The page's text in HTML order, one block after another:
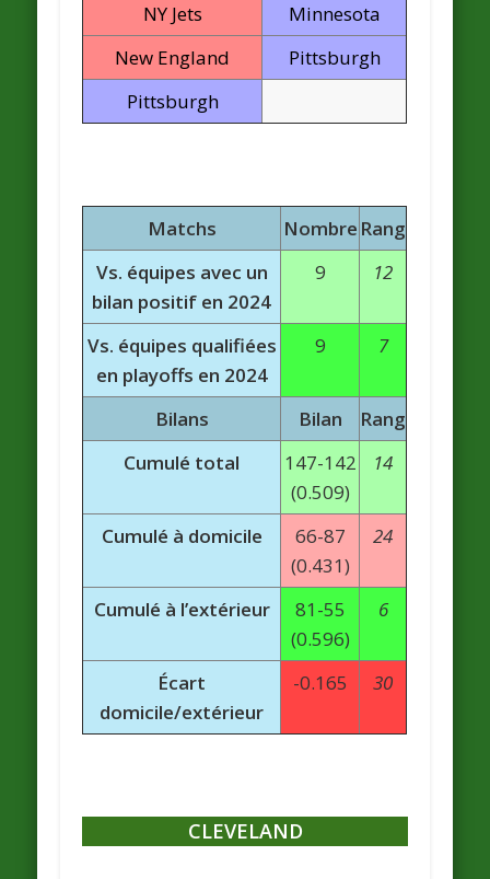
NY Jets
Minnesota
New England
Pittsburgh
Pittsburgh
Matchs Nombre Rang
Vs. équipes avec un
bilan positif en 2024
9 12
Vs. équipes qualifiées
en playoffs en 2024
9 7
Bilans Bilan
Rang
Cumulé total
147-142
(0.509)
14
Cumulé à domicile
66-87
(0.431)
24
Cumulé à l’extérieur
81-55
(0.596)
6
Écart
domicile/extérieur
-0.165 30
CLEVELAND